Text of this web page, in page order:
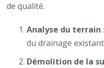
de qualité.
Analyse du terrain
du drainage
Démolition de la